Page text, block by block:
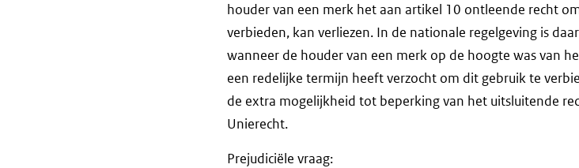
houder van een merk het aan artikel 10 ontleende recht
verbieden, kan verliezen. In de nationale regelgeving is
wanneer de houder van een merk op de hoogte was van
een redelijke termijn heeft verzocht om dit gebruik te
de extra mogelijkheid tot beperking van het uitsluitende
Unierecht.
Prejudiciële vraag: